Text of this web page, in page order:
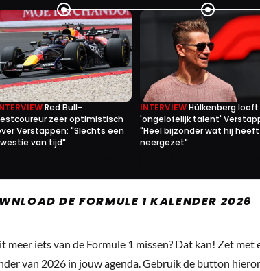
Red Bull-
zeer optimistisch
Verstappen: "Slechts een
van tijd"
INTERVIEWHülkenberg looft
'ongelofelijk talent'
"Heel bijzonder wat hij heeft
neergezet"
DE FORMULE 1 KALENDER 2026
meer iets van de Formule 1 missen? Dat kan! Zet met
van 2026 in jouw agenda. Gebruik de button